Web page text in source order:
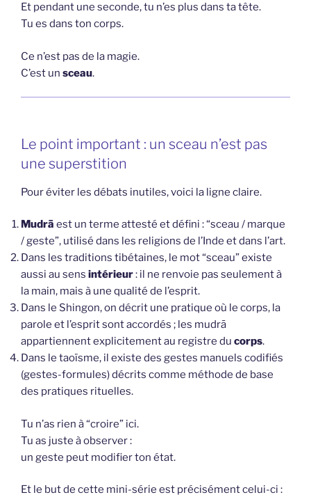
Et pendant une seconde, tu n’es plus dans ta tête.
Tu es dans ton corps.
Ce n’est pas de la magie.
C’est un sceau.
Le point important : un sceau n’est pas
une superstition
Pour éviter les débats inutiles, voici la ligne claire.
Mudrā est un terme attesté et défini : “sceau / marque
/ geste”, utilisé dans les religions de l’Inde et dans l’art.
Dans les traditions tibétaines, le mot “sceau” existe
aussi au sens intérieur: il ne renvoie pas seulement à
la main, mais à une qualité de l’esprit.
Dans le Shingon, on décrit une pratique où le corps, la
parole et l’esprit sont accordés ; les mudrā
appartiennent explicitement au registre du corps.
Dans le taoïsme, il existe des gestes manuels codifiés
(gestes-formules) décrits comme méthode de base
des pratiques rituelles.
Tu n’as rien à “croire” ici.
Tu as juste à observer :
un geste peut modifier ton état.
Et le but de cette mini-série est précisément celui-ci :